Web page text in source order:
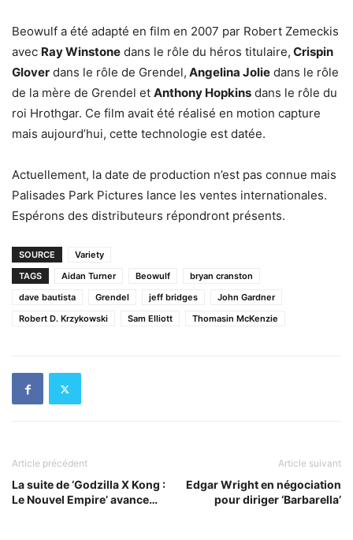
Beowulf a été adapté en film en 2007 par Robert Zemeckis
avec Ray Winstone dans le rôle du héros titulaire, Crispin
Glover dans le rôle de Grendel, Angelina Jolie dans le rôle
de la mère de Grendel et Anthony Hopkins dans le rôle du
roi Hrothgar. Ce film avait été réalisé en motion capture
mais aujourd’hui, cette technologie est datée.
Actuellement, la date de production n’est pas connue mais
Palisades Park Pictures lance les ventes internationales.
Espérons des distributeurs répondront présents.
SOURCE
Variety
TAGS
Aidan Turner Beowulf
bryan cranston
dave bautista
Grendel jeff bridges
John Gardner
Robert D. Krzykowski
Sam Elliott Thomasin McKenzie
Article précédent
La suite de ‘Godzilla X Kong :
Le Nouvel Empire’ avance…
Article suivant
Edgar Wright en négociation
pour diriger ‘Barbarella’